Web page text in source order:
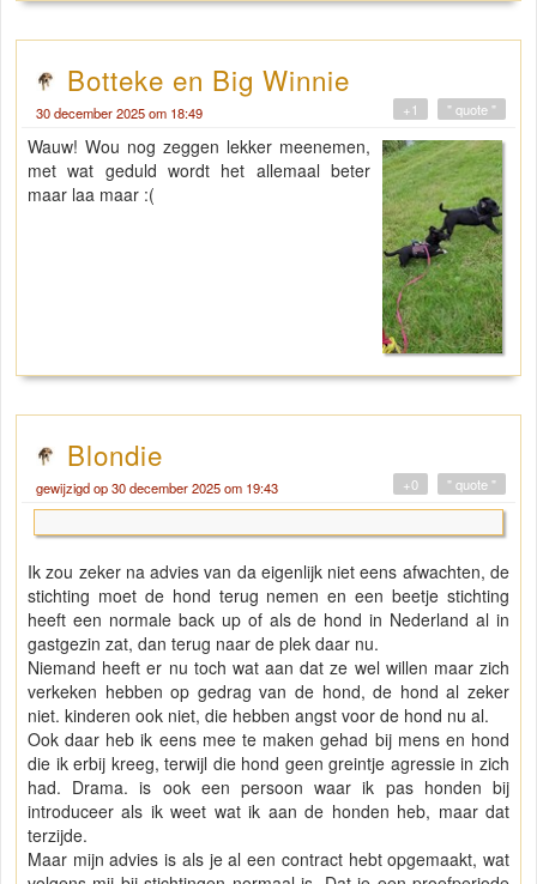
Botteke en Big Winnie
30 december 2025 om 18:49 " quote "
+1
Wauw! Wou nog zeggen lekker meenemen,
met wat geduld wordt het allemaal beter
maar laa maar :(
Blondie
gewijzigd op 30 december 2025 om 19:43 " quote "
+0
Ik zou zeker na advies van da eigenlijk niet eens afwachten, de
stichting moet de hond terug nemen en een beetje stichting
heeft een normale back up of als de hond in Nederland al in
gastgezin zat, dan terug naar de plek daar nu.
Niemand heeft er nu toch wat aan dat ze wel willen maar zich
verkeken hebben op gedrag van de hond, de hond al zeker
niet. kinderen ook niet, die hebben angst voor de hond nu al.
Ook daar heb ik eens mee te maken gehad bij mens en hond
die ik erbij kreeg, terwijl die hond geen greintje agressie in zich
had. Drama. is ook een persoon waar ik pas honden bij
introduceer als ik weet wat ik aan de honden heb, maar dat
terzijde.
Maar mijn advies is als je al een contract hebt opgemaakt, wat